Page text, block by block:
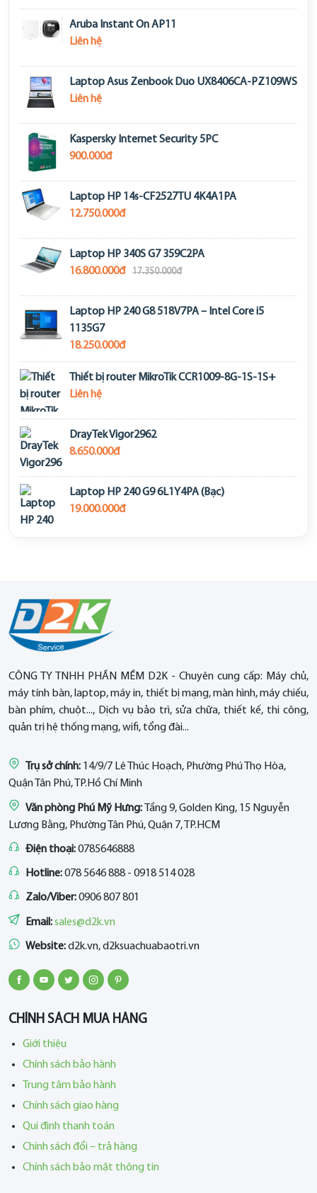
Aruba Instant On AP11
Liên hệ
Laptop Asus Zenbook Duo UX8406CA-PZ109WS
Liên hệ
Kaspersky Internet Security 5PC
900.000đ
Laptop HP 14s-CF2527TU 4K4A1PA
12.750.000đ
Laptop HP 340S G7 359C2PA
16.800.000đ
17.350.000đ
Laptop HP 240 G8 518V7PA – Intel Core i5
1135G7
18.250.000đ
Thiết bị router MikroTik CCR1009-8G-1S-1S+
Liên hệ
DrayTek Vigor2962
8.650.000đ
Laptop HP 240 G9 6L1Y4PA (Bạc)
19.000.000đ
CÔNG TY TNHH PHẦN MỀM D2K - Chuyên cung cấp: Máy chủ,
máy tính bàn, laptop, máy in, thiết bị mạng, màn hình, máy chiếu,
bàn phím, chuột..., Dịch vụ bảo trì, sửa chữa, thiết kế, thi công,
quản trị hệ thống mạng, wifi, tổng đài...
Trụ sở chính: 14/9/7 Lê Thúc Hoạch, Phường Phú Thọ Hòa,
Quận Tân Phú, TP.Hồ Chí Minh
Văn phòng Phú Mỹ Hưng:Tầng 9, Golden King, 15 Nguyễn
Lương Bằng, Phường Tân Phú, Quận 7, TP.HCM
Điện thoại:0785646888
Hotline:078 5646 888 - 0918 514 028
Zalo/Viber:0906 807 801
Email:sales@d2k.vn
Website:d2k.vn, d2ksuachuabaotri.vn
CHÍNH SÁCH MUA HÀNG
Giới thiệu
Chính sách bảo hành
Trung tâm bảo hành
Chính sách giao hàng
Qui định thanh toán
Chính sách đổi – trả hàng
Chính sách bảo mật thông tin